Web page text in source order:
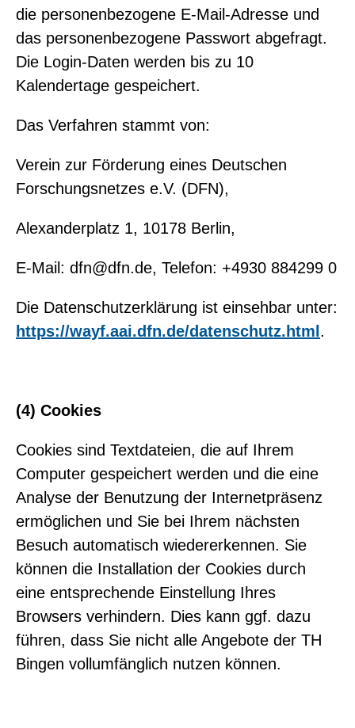
die personenbezogene E-Mail-Adresse und
das personenbezogene Passwort abgefragt.
Die Login-Daten werden bis zu 10
Kalendertage gespeichert.
Das Verfahren stammt von:
Verein zur Förderung eines Deutschen
Forschungsnetzes e.V. (DFN),
Alexanderplatz 1, 10178 Berlin,
E-Mail: dfn@dfn.de, Telefon: +4930 884299 0
Die Datenschutzerklärung ist einsehbar unter:
https://wayf.aai.dfn.de/datenschutz.html .
(4) Cookies
Cookies sind Textdateien, die auf Ihrem
Computer gespeichert werden und die eine
Analyse der Benutzung der Internetpräsenz
ermöglichen und Sie bei Ihrem nächsten
Besuch automatisch wiedererkennen. Sie
können die Installation der Cookies durch
eine entsprechende Einstellung Ihres
Browsers verhindern. Dies kann ggf. dazu
führen, dass Sie nicht alle Angebote der TH
Bingen vollumfänglich nutzen können.